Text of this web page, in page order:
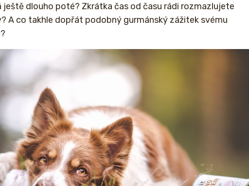
ještě dlouho poté? Zkrátka čas od času rádi rozmazlujete
A co takhle dopřát podobný gurmánský zážitek svému